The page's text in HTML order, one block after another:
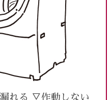
れる ▽作動しない